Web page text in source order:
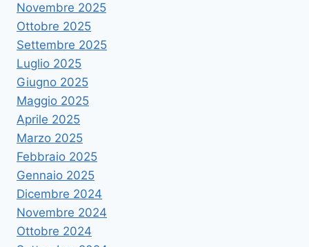
Novembre 2025
Ottobre 2025
Settembre 2025
Luglio 2025
Giugno 2025
Maggio 2025
Aprile 2025
Marzo 2025
Febbraio 2025
Gennaio 2025
Dicembre 2024
Novembre 2024
Ottobre 2024